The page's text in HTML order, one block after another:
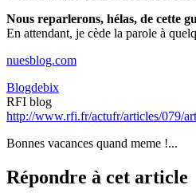
Nous reparlerons, hélas, de cette
En attendant, je cède la parole à
nuesblog.com
Blogdebix
RFI blog
http://www.rfi.fr/actufr/articles/079/
Bonnes vacances quand meme !...
Répondre à cet article